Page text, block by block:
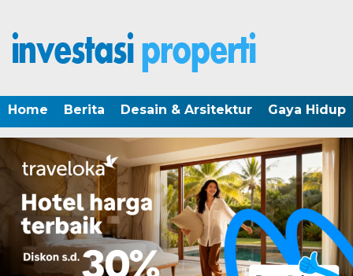
Home Berita Desain & Arsitektur Gaya Hidup